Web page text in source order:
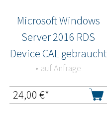
Microsoft Windows
Server 2016 RDS
Device CAL gebraucht
auf Anfrage
24,00 €*